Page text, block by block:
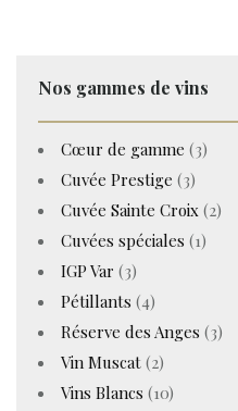
Nos gammes de vins
Cœur de gamme (3)
Cuvée Prestige (3)
Cuvée Sainte Croix (2)
Cuvées spéciales (1)
IGP Var (3)
Pétillants (4)
Réserve des Anges (3)
Vin Muscat (2)
Vins Blancs (10)